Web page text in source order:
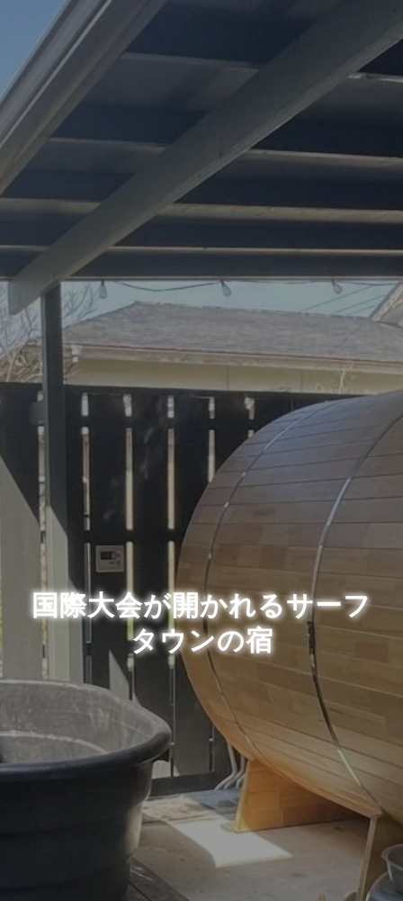
国際大会が開かれるサーフ
タウンの宿